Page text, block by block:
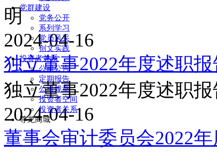
党群建设
党务公开
系列学习
党员风采
创文实践
投资者关系
公司公告
定期报告
公司规章
投资者空间
投资者关系
尊龙商城
明
2024-04-16
独立董事2022年度述职
独立董事2022年度述职
2024-04-16
董事会审计委员会2022